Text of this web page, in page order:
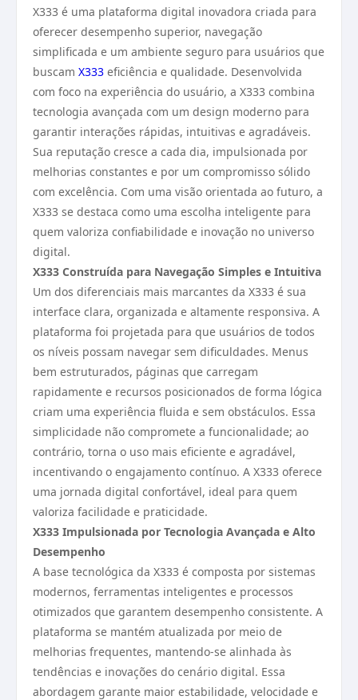
X333 é uma plataforma digital inovadora criada para
oferecer desempenho superior, navegação
simplificada e um ambiente seguro para usuários que
buscam X333 eficiência e qualidade. Desenvolvida
com foco na experiência do usuário, a X333 combina
tecnologia avançada com um design moderno para
garantir interações rápidas, intuitivas e agradáveis.
Sua reputação cresce a cada dia, impulsionada por
melhorias constantes e por um compromisso sólido
com excelência. Com uma visão orientada ao futuro, a
X333 se destaca como uma escolha inteligente para
quem valoriza confiabilidade e inovação no universo
digital.
X333 Construída para Navegação Simples e Intuitiva
Um dos diferenciais mais marcantes da X333 é sua
interface clara, organizada e altamente responsiva. A
plataforma foi projetada para que usuários de todos
os níveis possam navegar sem dificuldades. Menus
bem estruturados, páginas que carregam
rapidamente e recursos posicionados de forma lógica
criam uma experiência fluida e sem obstáculos. Essa
simplicidade não compromete a funcionalidade; ao
contrário, torna o uso mais eficiente e agradável,
incentivando o engajamento contínuo. A X333 oferece
uma jornada digital confortável, ideal para quem
valoriza facilidade e praticidade.
X333 Impulsionada por Tecnologia Avançada e Alto
Desempenho
A base tecnológica da X333 é composta por sistemas
modernos, ferramentas inteligentes e processos
otimizados que garantem desempenho consistente. A
plataforma se mantém atualizada por meio de
melhorias frequentes, mantendo-se alinhada às
tendências e inovações do cenário digital. Essa
abordagem garante maior estabilidade, velocidade e